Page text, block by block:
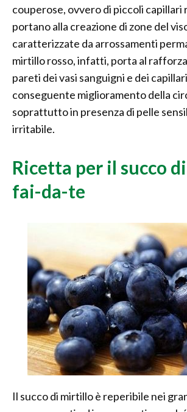
couperose, ovvero di piccoli capillari
portano alla creazione di zone del
caratterizzate da arrossamenti
mirtillo rosso, infatti, porta al
pareti dei vasi sanguigni e dei
conseguente miglioramento della
soprattutto in presenza di pelle
irritabile.
Ricetta per il succo
fai-da-te
Il succo di mirtillo è reperibile nei